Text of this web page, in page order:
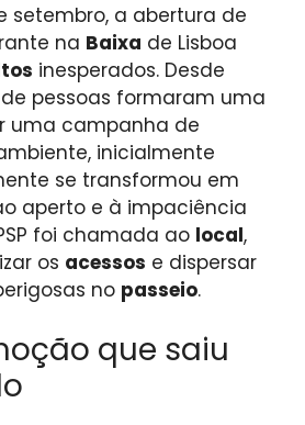
setembro, a abertura de
na Baixa de Lisboa
inesperados. Desde
pessoas formaram uma
uma campanha de
inicialmente
se transformou em
aperto e à impaciência
foi chamada ao local,
os acessos e dispersar
no passeio.
que saiu